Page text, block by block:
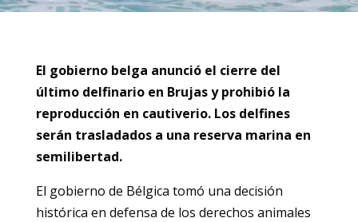
El gobierno belga anunció el cierre del
último delfinario en Brujas y prohibió la
reproducción en cautiverio. Los delfines
serán trasladados a una reserva marina en
semilibertad.
El gobierno de Bélgica tomó una decisión
histórica en defensa de los derechos animales